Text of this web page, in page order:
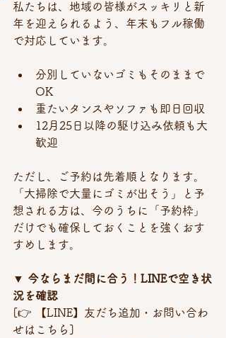
私たちは、地域の皆様がスッキリと新
年を迎えられるよう、年末もフル稼働
で対応しています。
分別していないゴミもそのままで
OK
重たいタンスやソファも即日回収
12月25日以降の駆け込み依頼も大
歓迎
ただし、ご予約は先着順となります。
「大掃除で大量にゴミが出そう」と予
想される方は、今のうちに「予約枠」
だけでも確保しておくことを強くおす
すめします。
▼ 今ならまだ間に合う！LINEで空き状
況を確認
[👉 【LINE】友だち追加・お問い合わ
せはこちら]